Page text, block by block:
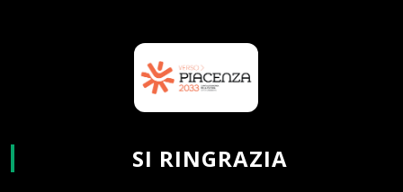
SI RINGRAZIA